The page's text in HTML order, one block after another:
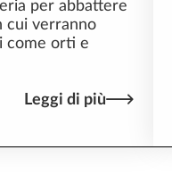
per abbattere
cui verranno
come orti e
Leggi di più